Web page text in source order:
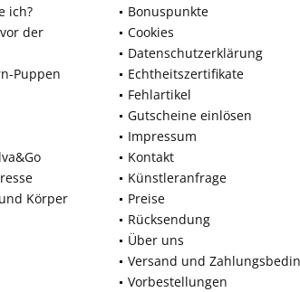
ich?
der
Puppen
Körper
Bonuspunkte
Cookies
Datenschutzerklärung
Echtheitszertifikate
Fehlartikel
Gutscheine einlösen
Impressum
Kontakt
Künstleranfrage
Preise
Rücksendung
Über uns
Versand und
Vorbestellungen